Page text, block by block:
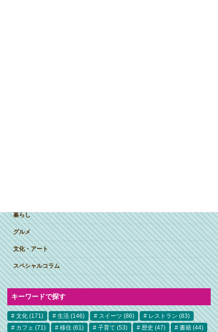
暮らし
グルメ
文化・アート
スペシャルコラム
キーワードで探す
文化 (171) 生活 (146) スイーツ (86) レストラン (83)
カフェ (71) 移住 (61) 子育て (53) 歴史 (47) 書籍 (44)